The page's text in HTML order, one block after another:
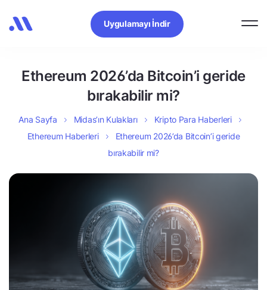
Uygulamayı İndir
Ethereum 2026’da Bitcoin’i geride
bırakabilir mi?
Ana Sayfa Midas’ın Kulakları
Kripto Para Haberleri
Ethereum Haberleri
Ethereum 2026’da Bitcoin’i geride
bırakabilir mi?